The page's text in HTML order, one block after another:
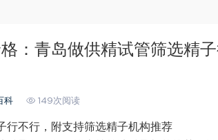
：青岛做供精试管筛选精
科 149次阅读
行不行，附支持筛选精子机构推荐